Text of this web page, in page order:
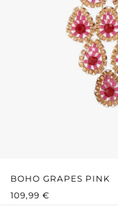
BOHO GRAPES PINK
PRIX RÉGULIER :
109,99 €